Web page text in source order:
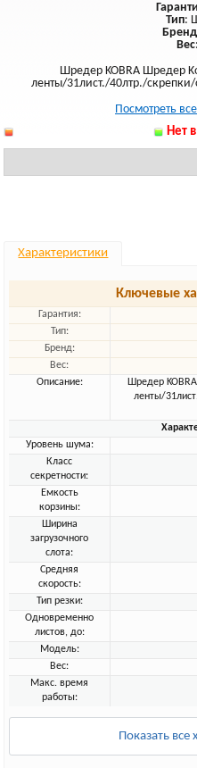
Тип:
Бренд
Вес
Шредер KOBRA Шредер
ленты/31лист./40лтр./
Посмотреть
Нет
Характеристики
Ключевые
Гарантия:
Тип:
Бренд:
Вес:
Описание:
Шредер
ленты/
Уровень шума:
Класс
секретности:
Емкость
корзины:
Ширина
загрузочного
слота:
Средняя
скорость:
Тип резки:
Одновременно
листов, до:
Модель:
Вес:
Макс. время
работы:
Показать все